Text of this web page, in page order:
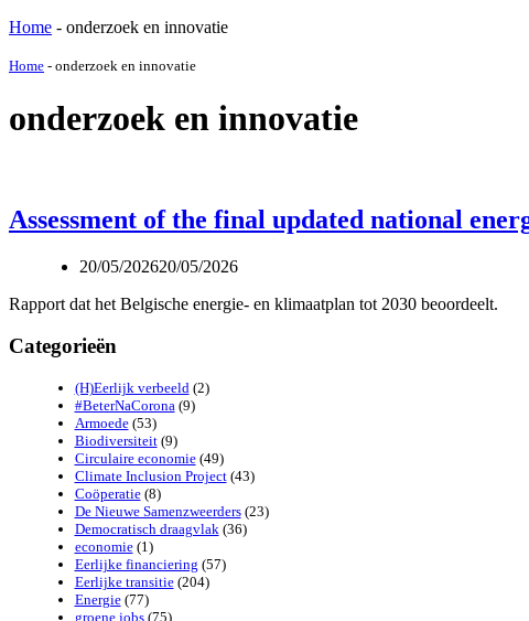
Home - onderzoek en innovatie
Home - onderzoek en innovatie
onderzoek en innovatie
Assessment of the final updated national
20/05/202620/05/2026
Rapport dat het Belgische energie‑ en klimaatplan tot 2030 beoordeelt.
Categorieën
(H)Eerlijk verbeeld(2)
#BeterNaCorona(9)
Armoede(53)
Biodiversiteit(9)
Circulaire economie(49)
Climate Inclusion Project(43)
Coöperatie(8)
De Nieuwe Samenzweerders(23)
Democratisch draagvlak(36)
economie(1)
Eerlijke financiering (57)
Eerlijke transitie(204)
Energie(77)
groene jobs(75)